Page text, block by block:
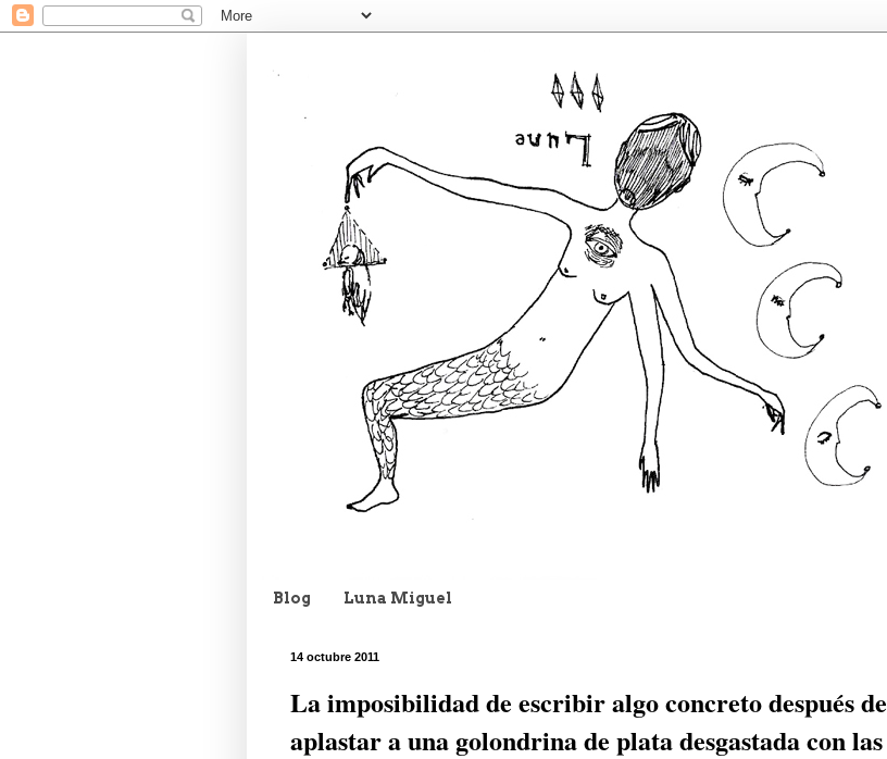
Blog Luna Miguel
14 octubre 2011
La imposibilidad de escribir algo concreto después de
aplastar a una golondrina de plata desgastada con las